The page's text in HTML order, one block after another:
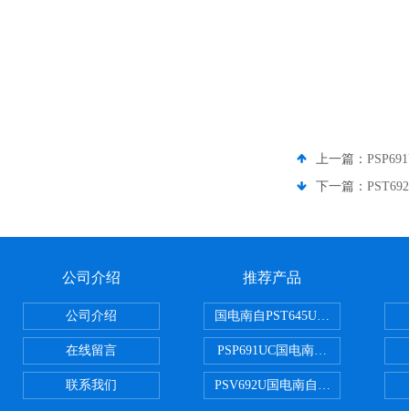
上一篇：
下一篇：
公司介绍
公司介绍
在线留言
联系我们
推荐产品
国电南自PST645UX微机综保
PSP691UC国电南自PSP691UC
PSV692U国电南自PSV692U PT并